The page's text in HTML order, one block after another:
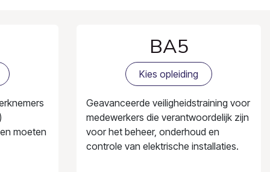
moeten
BA5
Kies opleiding
Geavanceerde veiligheidstraining voor
medewerkers die verantwoordelijk zijn
voor het beheer, onderhoud en
controle van elektrische installaties.